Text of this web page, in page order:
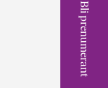
Bli prenumerant